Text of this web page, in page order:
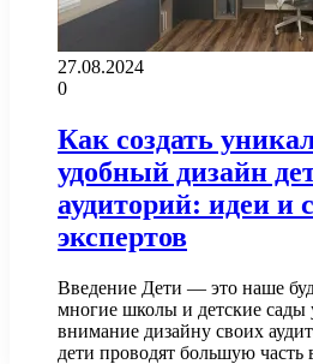
27.08.2024
0
Как создать
удобный дизайн
аудиторий: идеи и
экспертов
Введение Дети — это наше
многие школы и детские сады
внимание дизайну своих
дети проводят большую